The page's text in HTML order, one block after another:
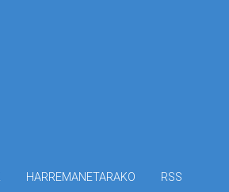
HARREMANETARAKO RSS